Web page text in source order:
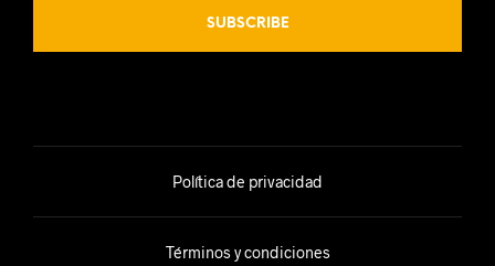
Política de privacidad
Términos y condiciones